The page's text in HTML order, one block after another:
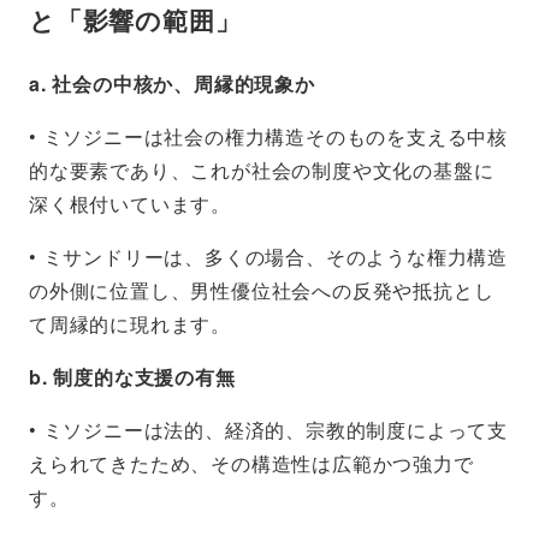
と「影響の範囲」
a. 社会の中核か、周縁的現象か
• ミソジニーは社会の権力構造そのものを支える中核
的な要素であり、これが社会の制度や文化の基盤に
深く根付いています。
• ミサンドリーは、多くの場合、そのような権力構造
の外側に位置し、男性優位社会への反発や抵抗とし
て周縁的に現れます。
b. 制度的な支援の有無
• ミソジニーは法的、経済的、宗教的制度によって支
えられてきたため、その構造性は広範かつ強力で
す。